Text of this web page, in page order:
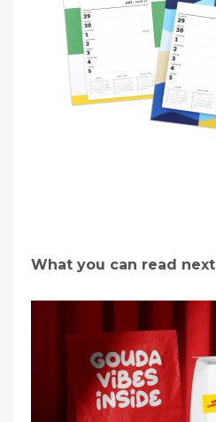
What you can read next